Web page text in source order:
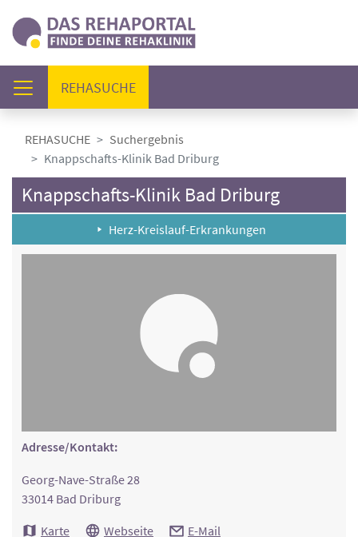
REHASUCHE(AKTUELL)
REHASUCHE
Suchergebnis
Knappschafts-Klinik Bad Driburg
Knappschafts-Klinik Bad Driburg
Herz-Kreislauf-Erkrankungen
Adresse/Kontakt:
Georg-Nave-Straße 28
33014 Bad Driburg
Karte
Webseite E-Mail